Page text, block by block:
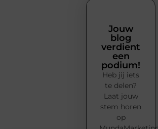
Jouw
blog
verdient
een
podium!
Heb jij iets
te delen?
Laat jouw
stem horen
op